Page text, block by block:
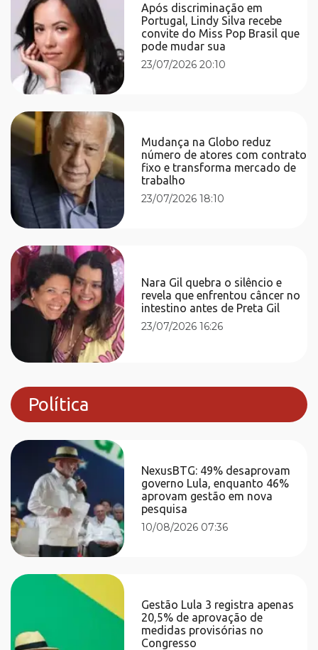
Após discriminação em
Portugal, Lindy Silva recebe
convite do Miss Pop Brasil que
pode mudar sua
23/07/2026 20:10
Mudança na Globo reduz
número de atores com contrato
fixo e transforma mercado de
trabalho
23/07/2026 18:10
Nara Gil quebra o silêncio e
revela que enfrentou câncer no
intestino antes de Preta Gil
23/07/2026 16:26
Política
NexusBTG: 49% desaprovam
governo Lula, enquanto 46%
aprovam gestão em nova
pesquisa
10/08/2026 07:36
Gestão Lula 3 registra apenas
20,5% de aprovação de
medidas provisórias no
Congresso